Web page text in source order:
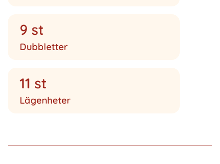
9 st
Dubbletter
11 st
Lägenheter